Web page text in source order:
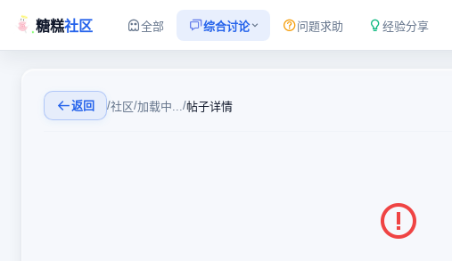
糖糕社区 全部 综合讨论 问题求助 经验分享
返回 /社区/加载中.../帖子详情